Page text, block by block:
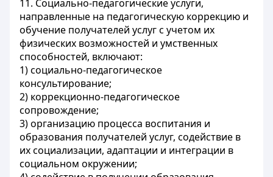
11. Социально-педагогические услуги,
направленные на педагогическую коррекцию и
обучение получателей услуг с учетом их
физических возможностей и умственных
способностей, включают:
1) социально-педагогическое
консультирование;
2) коррекционно-педагогическое
сопровождение;
3) организацию процесса воспитания и
образования получателей услуг, содействие в
их социализации, адаптации и интеграции в
социальном окружении;